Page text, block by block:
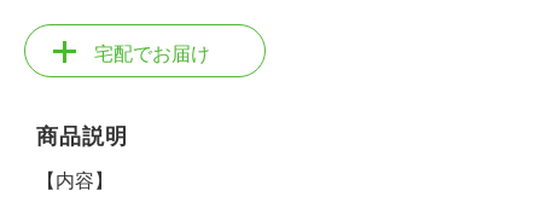
宅配でお届け
商品説明
【内容】